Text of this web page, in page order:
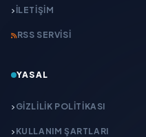
İLETIŞIM
RSS SERVISI
YASAL
GIZLILIK POLITIKASI
KULLANIM ŞARTLARI